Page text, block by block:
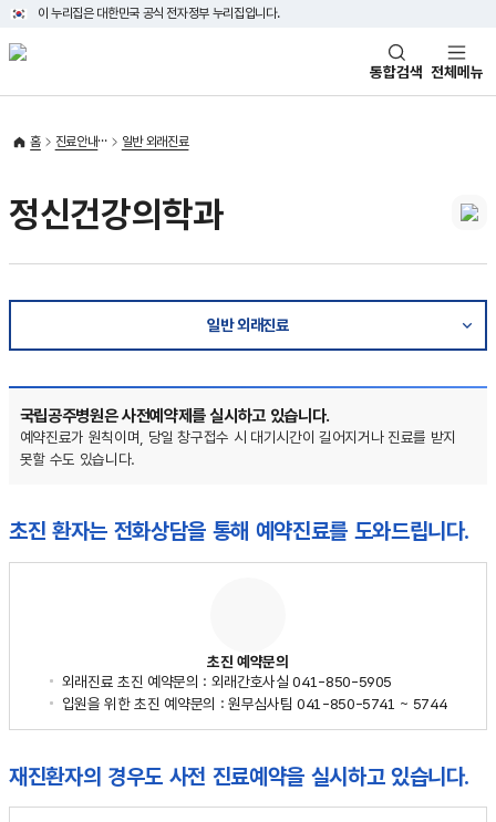
이 누리집은 대한민국 공식 전자정부 누리집입니다.
통합검색 전체메뉴
홈 진료안내 일반 외래진료
정신건강의학과
일반 외래진료
국립공주병원은 사전예약제를 실시하고 있습니다.
예약진료가 원칙이며, 당일 창구접수 시 대기시간이 길어지거나 진료를 받지
못할 수도 있습니다.
초진 환자는 전화상담을 통해 예약진료를 도와드립니다.
초진 예약문의
외래진료 초진 예약문의 : 외래간호사실 041-850-5905
입원을 위한 초진 예약문의 : 원무심사팀 041-850-5741 ~ 5744
재진환자의 경우도 사전 진료예약을 실시하고 있습니다.